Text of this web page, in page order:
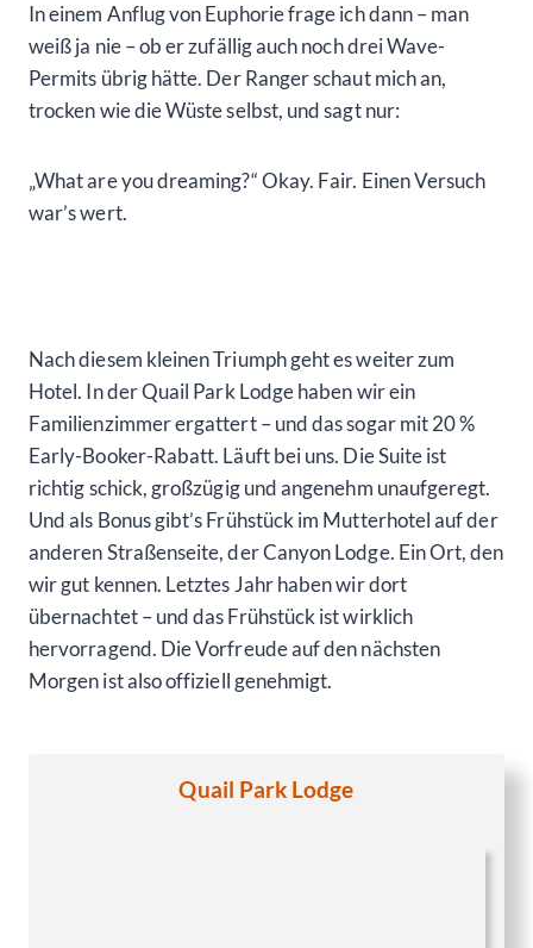
In einem Anflug von Euphorie frage ich dann – man
weiß ja nie – ob er zufällig auch noch drei Wave-
Permits übrig hätte. Der Ranger schaut mich an,
trocken wie die Wüste selbst, und sagt nur:
„What are you dreaming?“ Okay. Fair. Einen Versuch
war’s wert.
Nach diesem kleinen Triumph geht es weiter zum
Hotel. In der Quail Park Lodge haben wir ein
Familienzimmer ergattert – und das sogar mit 20 %
Early-Booker-Rabatt. Läuft bei uns. Die Suite ist
richtig schick, großzügig und angenehm unaufgeregt.
Und als Bonus gibt’s Frühstück im Mutterhotel auf der
anderen Straßenseite, der Canyon Lodge. Ein Ort, den
wir gut kennen. Letztes Jahr haben wir dort
übernachtet – und das Frühstück ist wirklich
hervorragend. Die Vorfreude auf den nächsten
Morgen ist also offiziell genehmigt.
Quail Park Lodge